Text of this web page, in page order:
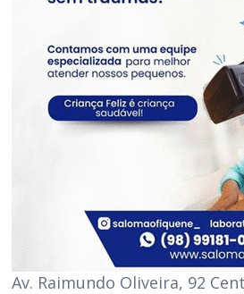
Av. Raimundo Oliveira, 92